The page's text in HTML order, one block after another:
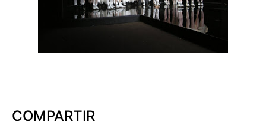
COMPARTIR